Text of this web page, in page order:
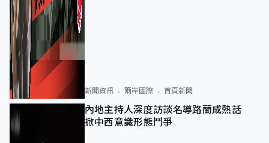
新聞資訊 兩岸國際 首頁新聞
內地主持人深度訪談名導路蘭成熱話
掀中西意識形態鬥爭